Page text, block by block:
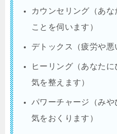
カウンセリング（あ
ことを伺います）
デトックス（疲労や悪
ヒーリング（あなた
気を整えます）
パワーチャージ（み
気をおくります）